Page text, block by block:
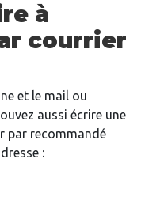
à
courrier
et le mail ou
aussi écrire une
par recommandé
: